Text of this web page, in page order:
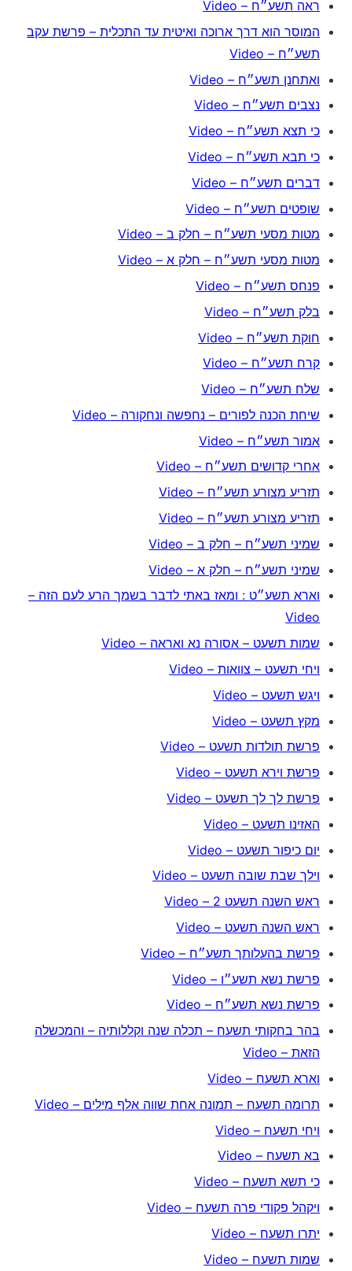
ראה תשע״ח – Video
המוסר הוא דרך ארוכה ואיטית עד התכלית – פרשת עקב
תשע״ח – Video
ואתחנן תשע״ח – Video
נצבים תשע״ח – Video
כי תצא תשע״ח – Video
כי תבא תשע״ח – Video
דברים תשע״ח – Video
שופטים תשע״ח – Video
מטות מסעי תשע״ח – חלק ב – Video
מטות מסעי תשע״ח – חלק א – Video
פנחס תשע״ח – Video
בלק תשע״ח – Video
חוקת תשע״ח – Video
קרח תשע״ח – Video
שלח תשע״ח – Video
שיחת הכנה לפורים – נחפשה ונחקורה – Video
אמור תשע״ח – Video
אחרי קדושים תשע״ח – Video
תזריע מצורע תשע״ח – Video
תזריע מצורע תשע״ח – Video
שמיני תשע״ח – חלק ב – Video
שמיני תשע״ח – חלק א – Video
וארא תשע״ט : ומאז באתי לדבר בשמך הרע לעם הזה –
Video
שמות תשעט – אסורה נא ואראה – Video
ויחי תשעט – צוואות – Video
ויגש תשעט – Video
מקץ תשעט – Video
פרשת תולדות תשעט – Video
פרשת וירא תשעט – Video
פרשת לך לך תשעט – Video
האזינו תשעט – Video
יום כיפור תשעט – Video
וילך שבת שובה תשעט – Video
ראש השנה תשעט 2 – Video
ראש השנה תשעט – Video
פרשת בהעלותך תשע״ח – Video
פרשת נשא תשע״ו – Video
פרשת נשא תשע״ח – Video
בהר בחקותי תשעח – תכלה שנה וקללותיה – והמכשלה
הזאת – Video
וארא תשעח – Video
תרומה תשעח – תמונה אחת שווה אלף מילים – Video
ויחי תשעח – Video
בא תשעח – Video
כי תשא תשעח – Video
ויקהל פקודי פרה תשעח – Video
יתרו תשעח – Video
שמות תשעח – Video